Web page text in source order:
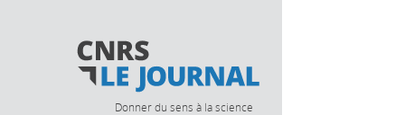
Donner du sens à la science